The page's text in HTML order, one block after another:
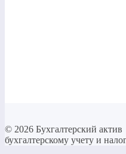
© 2026 Бухгалтерский актив
бухгалтерскому учету и